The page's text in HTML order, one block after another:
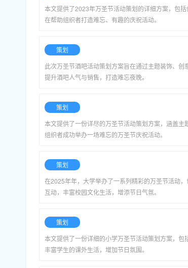
本文提供了2023年万圣节活动策划的详细方案，包
在帮助组织者打造难忘、有趣的庆祝活动。
策划
此次万圣节酒吧活动策划方案旨在通过主题装饰、创
提升酒吧人气与销售，打造难忘夜晚。
策划
本文提供了一份详尽的万圣节活动策划方案，涵盖
组织者成功举办一场难忘的万圣节庆祝活动。
策划
在2025年年，大学举办了一系列精彩的万圣节活动
互动，丰富校园文化生活，增添节日气氛。
策划
本文提供了一份详细的小学万圣节活动策划方案，
丰富学生的课外生活，增加节日氛围。